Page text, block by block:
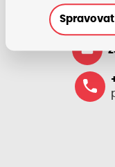
Jsme k